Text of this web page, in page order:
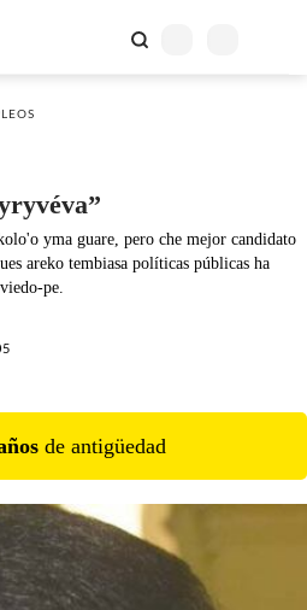
yma guare, pero che mejor candidato
areko tembiasa políticas públicas ha
pe.
s de antigüedad